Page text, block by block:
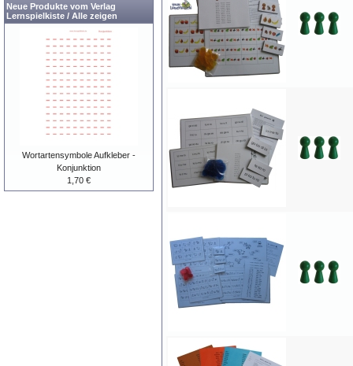
Neue Produkte vom Verlag
Lernspielkiste / Alle zeigen
Wortartensymbole Aufkleber -
Konjunktion
1,70 €